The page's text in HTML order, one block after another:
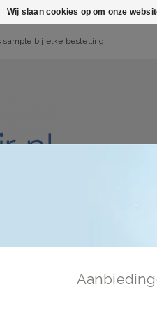
sample bij elke bestelling
Wij slaan cookies op om onze